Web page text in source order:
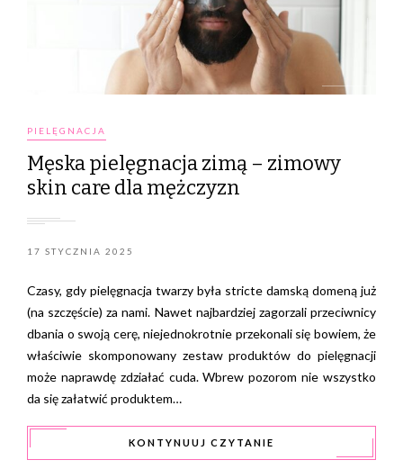
PIELĘGNACJA
Męska pielęgnacja zimą – zimowy
skin care dla mężczyzn
17 STYCZNIA 2025
Czasy, gdy pielęgnacja twarzy była stricte damską domeną już
(na szczęście) za nami. Nawet najbardziej zagorzali przeciwnicy
dbania o swoją cerę, niejednokrotnie przekonali się bowiem, że
właściwie skomponowany zestaw produktów do pielęgnacji
może naprawdę zdziałać cuda. Wbrew pozorom nie wszystko
da się załatwić produktem…
KONTYNUUJ CZYTANIE